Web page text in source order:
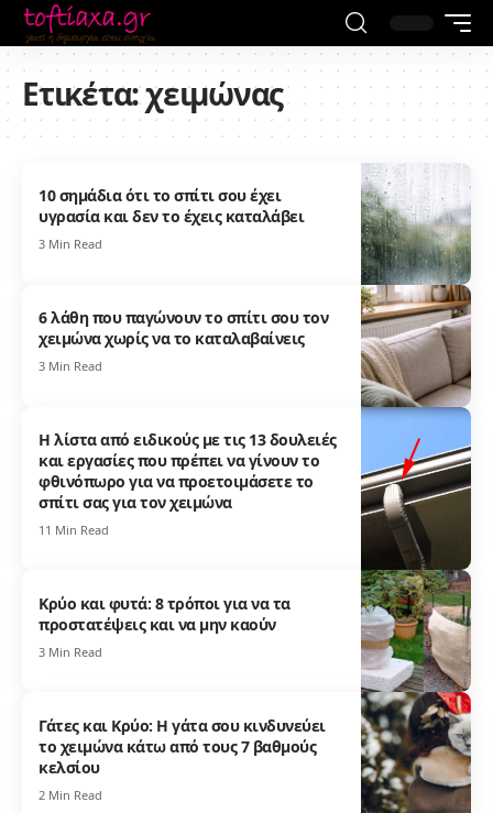
Ετικέτα:χειμώνας
10 σημάδια ότι το σπίτι σου έχει
υγρασία και δεν το έχεις καταλάβει
3 Min Read
6 λάθη που παγώνουν το σπίτι σου τον
χειμώνα χωρίς να το καταλαβαίνεις
3 Min Read
Η λίστα από ειδικούς με τις 13 δουλειές
και εργασίες που πρέπει να γίνουν το
φθινόπωρο για να προετοιμάσετε το
σπίτι σας για τον χειμώνα
11 Min Read
Κρύο και φυτά: 8 τρόποι για να τα
προστατέψεις και να μην καούν
3 Min Read
Γάτες και Κρύο: Η γάτα σου κινδυνεύει
το χειμώνα κάτω από τους 7 βαθμούς
κελσίου
2 Min Read